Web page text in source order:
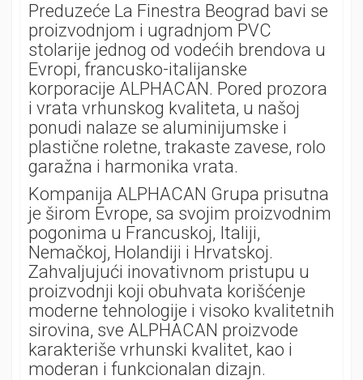
Preduzeće La Finestra Beograd bavi se
proizvodnjom i ugradnjom PVC
stolarije jednog od vodećih brendova u
Evropi, francusko-italijanske
korporacije ALPHACAN. Pored prozora
i vrata vrhunskog kvaliteta, u našoj
ponudi nalaze se aluminijumske i
plastične roletne, trakaste zavese, rolo
garažna i harmonika vrata.
Kompanija ALPHACAN Grupa prisutna
je širom Evrope, sa svojim proizvodnim
pogonima u Francuskoj, Italiji,
Nemačkoj, Holandiji i Hrvatskoj.
Zahvaljujući inovativnom pristupu u
proizvodnji koji obuhvata korišćenje
moderne tehnologije i visoko kvalitetnih
sirovina, sve ALPHACAN proizvode
karakteriše vrhunski kvalitet, kao i
moderan i funkcionalan dizajn.